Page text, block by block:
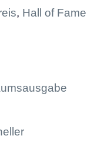
, Hall of Fame